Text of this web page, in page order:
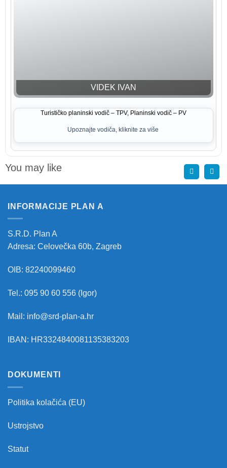
VIDEK IVAN
Turističko planinski vodič – TPV, Planinski vodič – PV
Upoznajte vodiča, kliknite za više
You may like
INFORMACIJE PLAN A
S.R.D. Plan A
Adresa: Celovečka 60b, Zagreb
OIB: 82240099460
Tel.: 095 90 60 556 (Igor)
Mail: info@srd-plan-a.hr
IBAN: HR3324840081135383203
DOKUMENTI
Politika kolačića (EU)
Ustrojstvo
Statut